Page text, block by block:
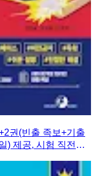
권(빈출 족보+기출
) 제공, 시험 직전